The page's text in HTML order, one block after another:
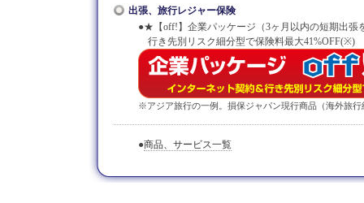
出張、旅行レジャー保険
●★【off!】企業パッケージ（3ヶ月以内の短期出張
行き先別リスク細分型で保険料最大41%OFF(※)
※アジア旅行の一例。損保ジャパン現行商品（海外旅
●商品、サービス一覧